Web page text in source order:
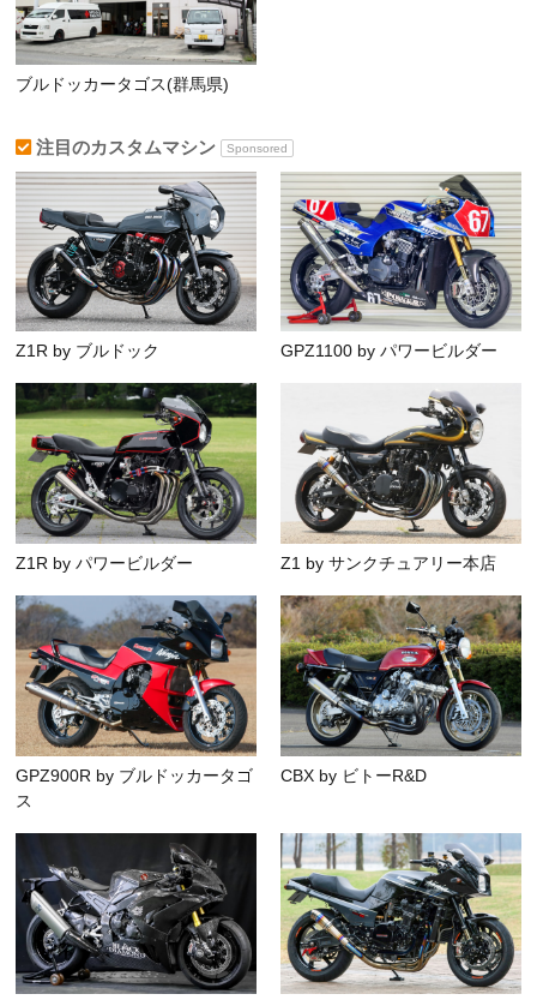
ブルドッカータゴス(群馬県)
注目のカスタムマシン Sponsored
Z1R by ブルドック GPZ1100 by パワービルダー
Z1R by パワービルダー Z1 by サンクチュアリー本店
GPZ900R by ブルドッカータゴ
ス
CBX by ビトーR&D